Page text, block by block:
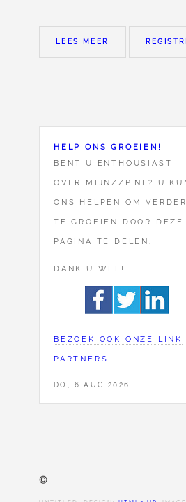
LEES MEER
HELP ONS GROEIEN!
BENT U ENTHOUSIAST
OVER MIJNZZP.NL? U
ONS HELPEN OM VERDER
TE GROEIEN DOOR DEZE
PAGINA TE DELEN.
DANK U WEL!
BEZOEK OOK ONZE LINK
PARTNERS
DO, 6 AUG 2026
©